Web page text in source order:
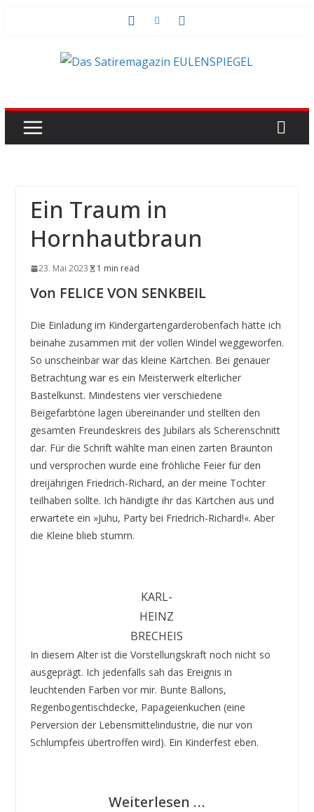
Ein Traum in
Hornhautbraun
23. Mai 2023 1 min read
Von FELICE VON SENKBEIL
Die Einladung im Kindergartengarderobenfach hätte ich
beinahe zusammen mit der vollen Windel weggeworfen.
So unscheinbar war das kleine Kärtchen. Bei genauer
Betrachtung war es ein Meisterwerk elterlicher
Bastelkunst. Mindestens vier verschiedene
Beigefarbtöne lagen übereinander und stellten den
gesamten Freundeskreis des Jubilars als Scherenschnitt
dar. Für die Schrift wählte man einen zarten Braunton
und versprochen wurde eine fröhliche Feier für den
dreijährigen Friedrich-Richard, an der meine Tochter
teilhaben sollte. Ich händigte ihr das Kärtchen aus und
erwartete ein »Juhu, Party bei Friedrich-Richard!«. Aber
die Kleine blieb stumm.
KARL-
HEINZ
BRECHEIS
In diesem Alter ist die Vorstellungskraft noch nicht so
ausgeprägt. Ich jedenfalls sah das Ereignis in
leuchtenden Farben vor mir. Bunte Ballons,
Regenbogentischdecke, Papageienkuchen (eine
Perversion der Lebensmittelindustrie, die nur von
Schlumpfeis übertroffen wird). Ein Kinderfest eben.
Weiterlesen …